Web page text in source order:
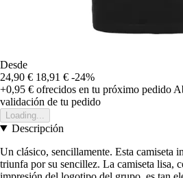
Desde
24,90 € 18,91 € -24%
+0,95 € ofrecidos en tu próximo pedido
validación de tu pedido
Loading...
Descripción
Un clásico, sencillamente. Esta camiseta
triunfa por su sencillez. La camiseta lisa,